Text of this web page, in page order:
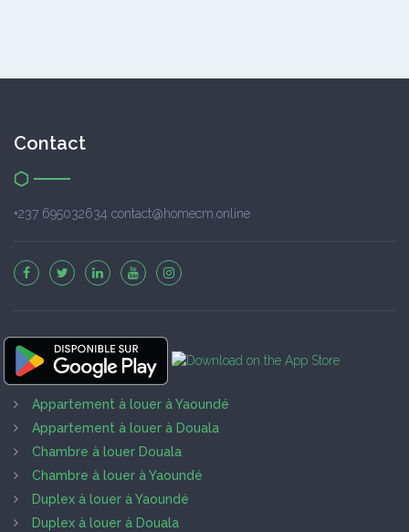
Contact
+237 695032634 contact@homecm.online
Appartement à louer à Yaoundé
Appartement à louer à Douala
Chambre à louer Douala
Chambre à louer à Yaoundé
Duplex à louer à Yaoundé
Duplex à louer à Douala